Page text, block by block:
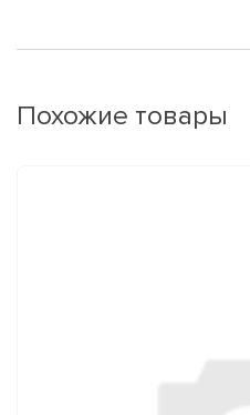
Похожие товары